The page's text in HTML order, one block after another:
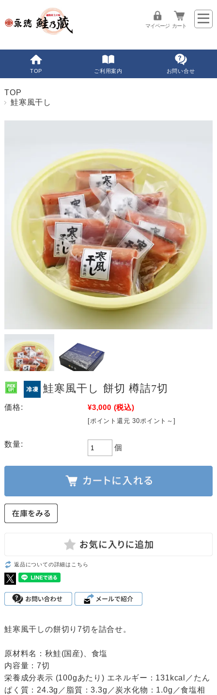
マイページ カート
TOP ご利用案内 お問い合せ
TOP
鮭寒風干し
鮭寒風干し 餅切 樽詰7切
価格: ¥3,000 (税込)
[ポイント還元 30ポイント～]
数量: 個
返品についての詳細はこちら
鮭寒風干しの餅切り7切を詰合せ。
原材料名：秋鮭(国産)、食塩
内容量：7切
栄養成分表示 (100gあたり) エネルギー：131kcal／たん
ぱく質：24.3g／脂質：3.3g／炭水化物：1.0g／食塩相